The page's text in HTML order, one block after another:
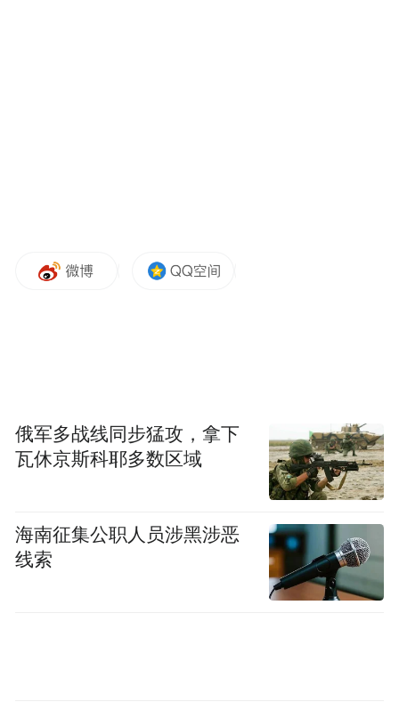
俄军多战线同步猛攻，拿下
瓦休京斯科耶多数区域
海南征集公职人员涉黑涉恶
线索